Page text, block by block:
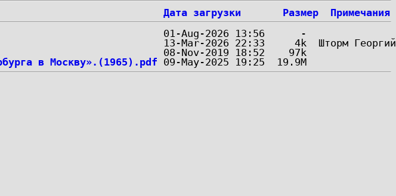
Дата загрузки Размер
Примечания
в Москву».(1965).pdf